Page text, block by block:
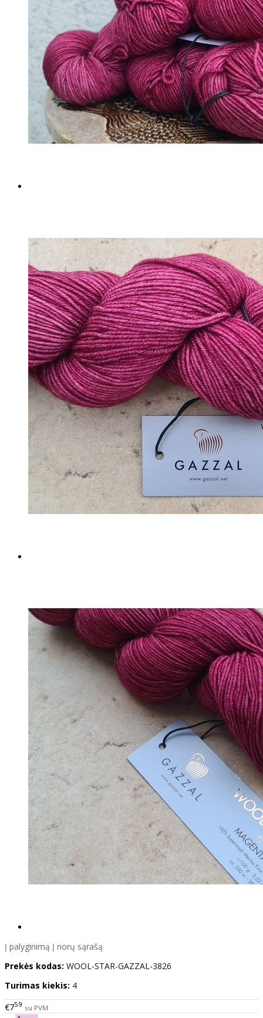
Į palyginimą Į norų sąrašą
Prekės kodas: WOOL-STAR-GAZZAL-3826
Turimas kiekis: 4
€759 su PVM